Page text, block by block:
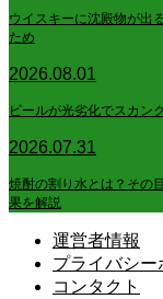
ウイスキーに沈殿物が出
ため
2026.08.01
ビールが光劣化でスカン
2026.07.31
焼酎の割り水とは？その
果を解説
運営者情報
プライバシー
コンタクト